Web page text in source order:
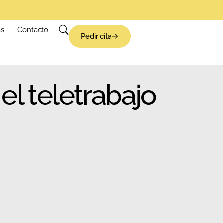
Contacto
Pedir cita
teletrabajo